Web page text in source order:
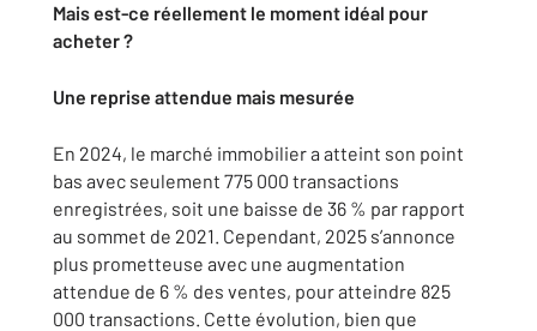
Mais est-ce réellement le moment idéal pour
acheter ?
Une reprise attendue mais mesurée
En 2024, le marché immobilier a atteint son point
bas avec seulement 775 000 transactions
enregistrées, soit une baisse de 36 % par rapport
au sommet de 2021. Cependant, 2025 s’annonce
plus prometteuse avec une augmentation
attendue de 6 % des ventes, pour atteindre 825
000 transactions. Cette évolution, bien que